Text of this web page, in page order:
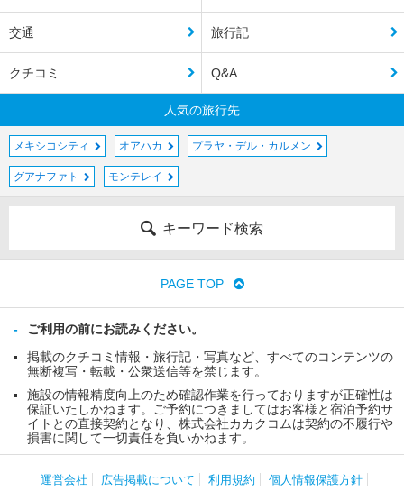
交通 旅行記
クチコミ Q&A
人気の旅行先
メキシコシティ オアハカ プラヤ・デル・カルメン
グアナファト モンテレイ
キーワード検索
PAGE TOP
ご利用の前にお読みください。
掲載のクチコミ情報・旅行記・写真など、すべてのコンテンツの
無断複写・転載・公衆送信等を禁じます。
施設の情報精度向上のため確認作業を行っておりますが正確性は
保証いたしかねます。ご予約につきましてはお客様と宿泊予約サ
イトとの直接契約となり、株式会社カカクコムは契約の不履行や
損害に関して一切責任を負いかねます。
運営会社 広告掲載について 利用規約 個人情報保護方針